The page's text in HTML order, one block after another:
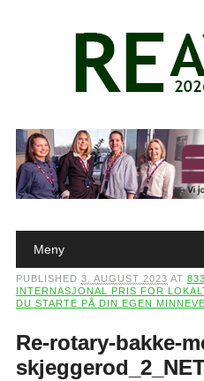
Main menu
Meny
PUBLISHED 3. AUGUST 2023 AT
INTERNASJONAL PRIS FOR
DU STARTE PÅ DIN EGEN
Re-rotary-bakke-